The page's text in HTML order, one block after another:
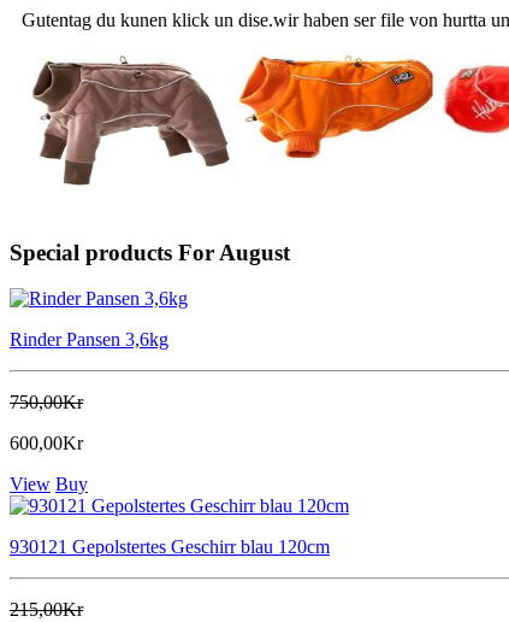
Gutentag du kunen klick un dise.wir haben ser file von hurtta
Special products For August
Rinder Pansen 3,6kg
750,00Kr
600,00Kr
View Buy
930121 Gepolstertes Geschirr blau 120cm
215,00Kr